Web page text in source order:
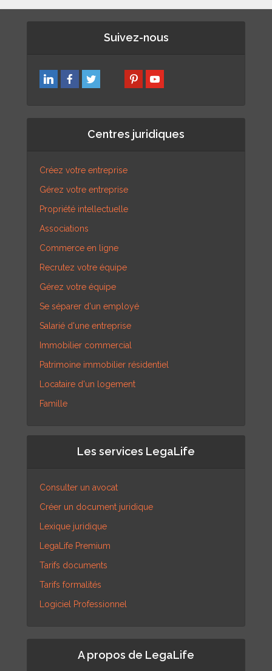
Suivez-nous
Centres juridiques
Créez votre entreprise
Gérez votre entreprise
Propriété intellectuelle
Associations
Commerce en ligne
Recrutez votre équipe
Gérez votre équipe
Se séparer d'un employé
Salarié d'une entreprise
Immobilier commercial
Patrimoine immobilier résidentiel
Locataire d'un logement
Famille
Les services LegaLife
Consulter un avocat
Créer un document juridique
Lexique juridique
LegaLife Premium
Tarifs documents
Tarifs formalités
Logiciel Professionnel
A propos de LegaLife